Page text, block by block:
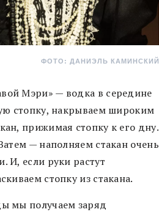
ФОТО: ДАНИЭЛЬ КАМИНСКИЙ
Мэри» — водка в середине
стопку, накрываем широким
прижимая стопку к его дну.
— наполняем стакан очень
И, если руки растут
стопку из стакана.
мы получаем заряд